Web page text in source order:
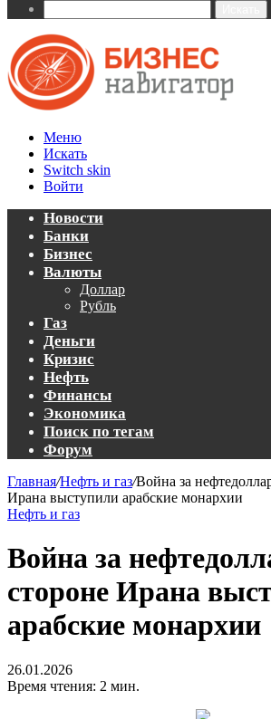
Меню
Искать
Switch skin
Войти
Новости
Банки
Бизнес
Валюты
Доллар
Рубль
Газ
Деньги
Кризис
Нефть
Финансы
Экономика
Поиск по тегам
Форум
Главная/Нефть и газ/Война за
Ирана выступили арабские монархии
Нефть и газ
Война за
стороне Ирана
арабские монархии
26.01.2026
Время чтения: 2 мин.